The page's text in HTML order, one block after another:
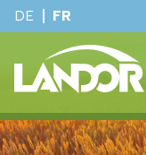
DE FR
Notre assortiment